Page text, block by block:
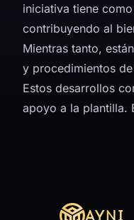
iniciativa tiene
contribuyendo al
Mientras tanto,
y procedimientos
Estos desarrollos
apoyo a la plantilla.